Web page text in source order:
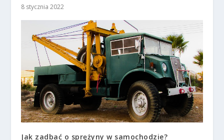
8 stycznia 2022
Jak zadbać o sprężyny w samochodzie?